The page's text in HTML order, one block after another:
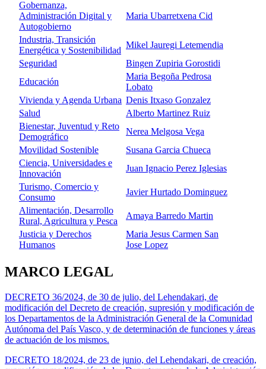
Gobernanza,
Administración Digital y
Autogobierno
Maria Ubarretxena Cid
Industria, Transición
Energética y Sostenibilidad
Mikel Jauregi Letemendia
Seguridad
Bingen Zupiria Gorostidi
Educación
Maria Begoña Pedrosa
Lobato
Vivienda y Agenda Urbana Denis Itxaso Gonzalez
Salud
Alberto Martinez Ruiz
Bienestar, Juventud y Reto
Demográfico
Nerea Melgosa Vega
Movilidad Sostenible
Susana Garcia Chueca
Ciencia, Universidades e
Innovación
Juan Ignacio Perez Iglesias
Turismo, Comercio y
Consumo
Javier Hurtado Dominguez
Alimentación, Desarrollo
Rural, Agricultura y Pesca
Amaya Barredo Martin
Justicia y Derechos
Humanos
Maria Jesus Carmen San
Jose Lopez
MARCO LEGAL
DECRETO 36/2024, de 30 de julio, del Lehendakari, de
modificación del Decreto de creación, supresión y modificación de
los Departamentos de la Administración General de la Comunidad
Autónoma del País Vasco, y de determinación de funciones y áreas
de actuación de los mismos.
DECRETO 18/2024, de 23 de junio, del Lehendakari, de creación,